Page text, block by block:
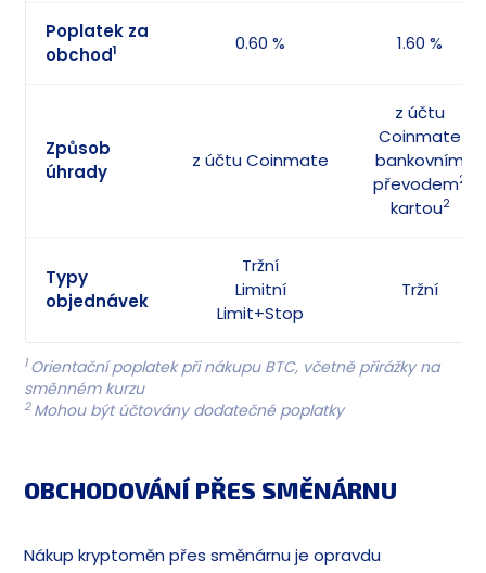
Poplatek za
obchod1 0.60 % 1.60 %
Způsob
úhrady
z účtu Coinmate
z účtu
Coinmate
bankovním
převodem2
kartou2
Typy
objednávek
Tržní
Limitní
Limit+Stop
Tržní
1 Orientační poplatek při nákupu BTC, včetně přirážky na
směnném kurzu
2 Mohou být účtovány dodatečné poplatky
OBCHODOVÁNÍ PŘES SMĚNÁRNU
Nákup kryptoměn přes směnárnu je opravdu